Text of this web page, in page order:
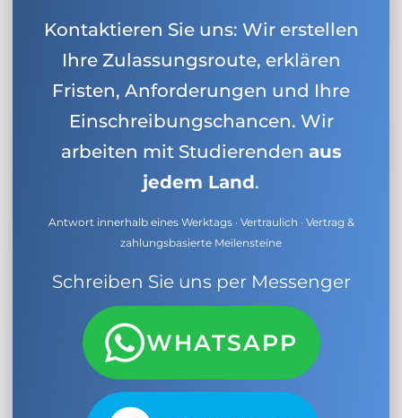
Kontaktieren Sie uns: Wir erstellen
Ihre Zulassungsroute, erklären
Fristen, Anforderungen und Ihre
Einschreibungschancen. Wir
arbeiten mit Studierenden aus
jedem Land.
Antwort innerhalb eines Werktags · Vertraulich · Vertrag &
zahlungsbasierte Meilensteine
Schreiben Sie uns per Messenger
WHATSAPP